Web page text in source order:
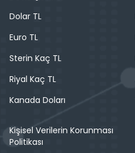
Dolar TL
Euro TL
Sterin Kaç TL
Riyal Kaç TL
Kanada Doları
Kişisel Verilerin Korunması
Politikası